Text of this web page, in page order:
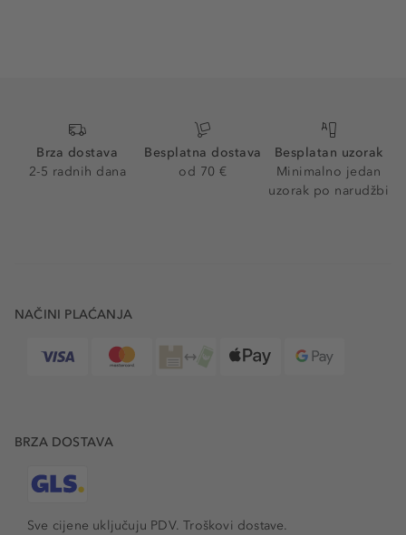
Brza dostava
2-5 radnih dana
Besplatna dostava
od 70 €
Besplatan uzorak
Minimalno jedan
uzorak po narudžbi
NAČINI PLAĆANJA
BRZA DOSTAVA
Sve cijene uključuju PDV.Troškovi dostave.